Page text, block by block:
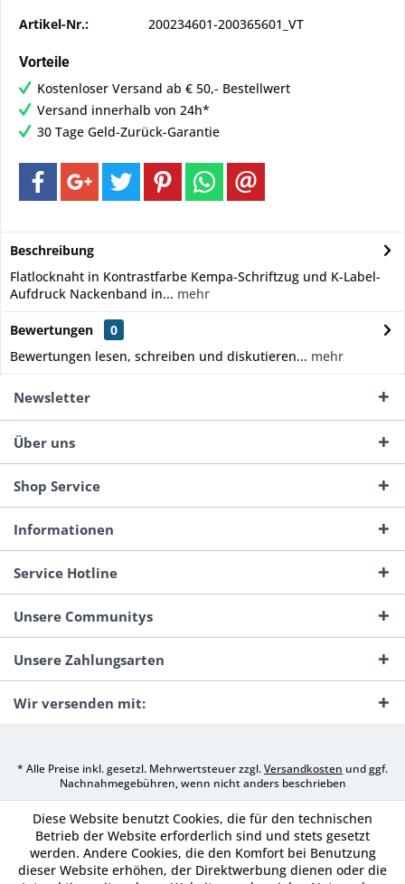
Artikel-Nr.: 200234601-200365601_VT
Vorteile
Kostenloser Versand ab € 50,- Bestellwert
Versand innerhalb von 24h*
30 Tage Geld-Zurück-Garantie
Beschreibung
Flatlocknaht in Kontrastfarbe Kempa-Schriftzug und K-Label-
Aufdruck Nackenband in... mehr
Bewertungen
0
Bewertungen lesen, schreiben und diskutieren... mehr
Newsletter
Über uns
Shop Service
Informationen
Service Hotline
Unsere Communitys
Unsere Zahlungsarten
Wir versenden mit:
* Alle Preise inkl. gesetzl. Mehrwertsteuer zzgl.Versandkosten und ggf.
Nachnahmegebühren, wenn nicht anders beschrieben
Diese Website benutzt Cookies, die für den technischen
Betrieb der Website erforderlich sind und stets gesetzt
werden. Andere Cookies, die den Komfort bei Benutzung
dieser Website erhöhen, der Direktwerbung dienen oder die